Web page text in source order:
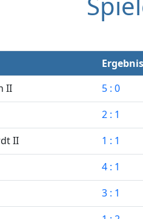
Ergebnis
II 5 : 0
2 : 1
II 1 : 1
4 : 1
3 : 1